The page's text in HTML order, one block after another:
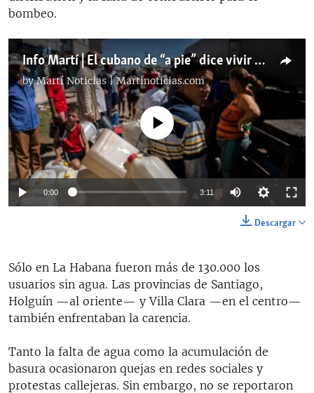
bombeo.
Info Martí | El cubano de “a pie” dice vivir de crisis en crisis
byMartí Noticias | Martinoticias.com
Auto 144p 240p 360p
480p 720p 1080p
No media source currently available
0:00 3:11
144p
360p
480p
Descargar
Sólo en La Habana fueron más de 130.000 los
usuarios sin agua. Las provincias de Santiago,
Holguín —al oriente— y Villa Clara —en el centro—
también enfrentaban la carencia.
Tanto la falta de agua como la acumulación de
basura ocasionaron quejas en redes sociales y
protestas callejeras. Sin embargo, no se reportaron